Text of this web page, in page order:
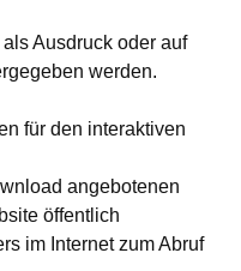
Ausdruck oder auf
werden.
für den interaktiven
angebotenen
öffentlich
im Internet zum Abruf